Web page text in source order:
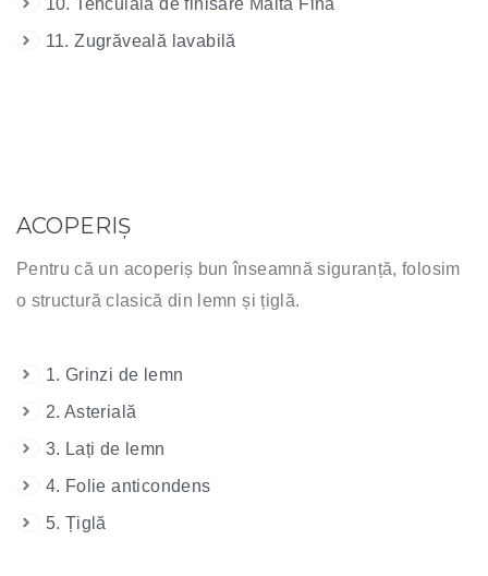
11. Zugrăveală lavabilă
ACOPERIȘ
Pentru că un acoperiș bun înseamnă siguranță, folosim
o structură clasică din lemn și țiglă.
1. Grinzi de lemn
2. Asterială
3. Lați de lemn
4. Folie anticondens
5. Țiglă